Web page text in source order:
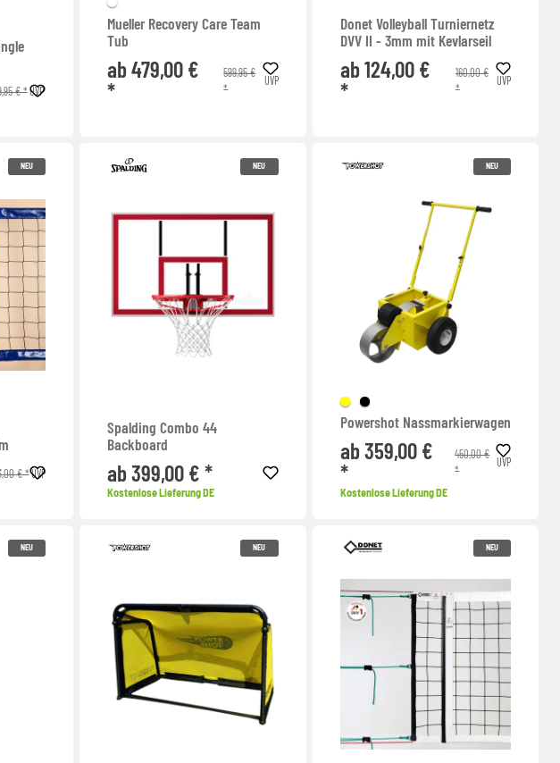
€ *UVP
Mueller Recovery Care Team
Tub
ab 479,00 €
*
599,95 €
*
UVP
Donet Volleyball Turniernetz
DVV II - 3mm mit Kevlarseil
ab 124,00 €
*
160,00 €
*
UVP
NEU
€ *UVP
NEU
Spalding Combo 44
Backboard
ab 399,00 € *
Kostenlose Lieferung DE
NEU
Powershot Nassmarkierwagen
ab 359,00 €
*
450,00 €
*
UVP
Kostenlose Lieferung DE
NEU NEU NEU